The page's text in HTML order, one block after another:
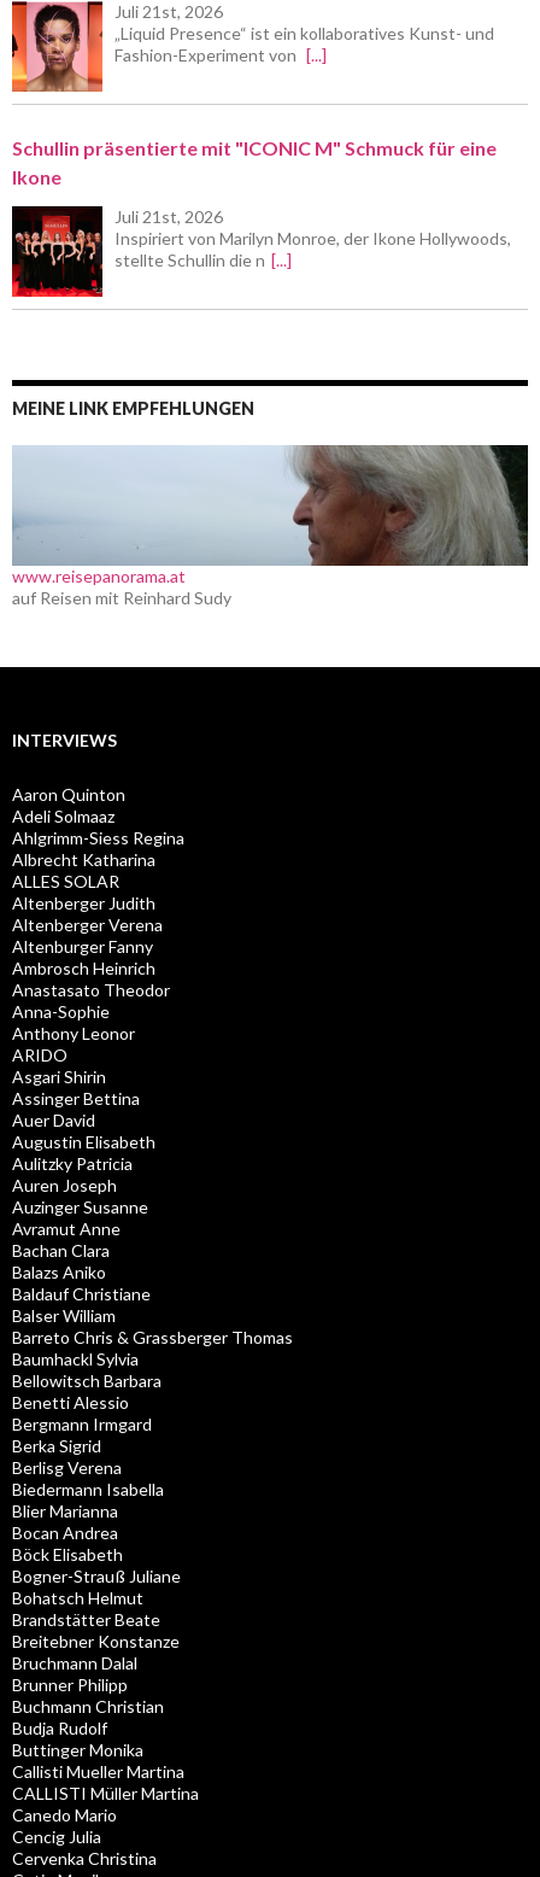
Juli 21st, 2026
„Liquid Presence“ ist ein kollaboratives Kunst- und
Fashion-Experiment von
[...]
Schullin präsentierte mit "ICONIC M" Schmuck für eine
Ikone
Juli 21st, 2026
Inspiriert von Marilyn Monroe, der Ikone Hollywoods,
stellte Schullin die n [...]
MEINE LINK EMPFEHLUNGEN
www.reisepanorama.at
auf Reisen mit Reinhard Sudy
INTERVIEWS
Aaron Quinton
Adeli Solmaaz
Ahlgrimm-Siess Regina
Albrecht Katharina
ALLES SOLAR
Altenberger Judith
Altenberger Verena
Altenburger Fanny
Ambrosch Heinrich
Anastasato Theodor
Anna-Sophie
Anthony Leonor
ARIDO
Asgari Shirin
Assinger Bettina
Auer David
Augustin Elisabeth
Aulitzky Patricia
Auren Joseph
Auzinger Susanne
Avramut Anne
Bachan Clara
Balazs Aniko
Baldauf Christiane
Balser William
Barreto Chris & Grassberger Thomas
Baumhackl Sylvia
Bellowitsch Barbara
Benetti Alessio
Bergmann Irmgard
Berka Sigrid
Berlisg Verena
Biedermann Isabella
Blier Marianna
Bocan Andrea
Böck Elisabeth
Bogner-Strauß Juliane
Bohatsch Helmut
Brandstätter Beate
Breitebner Konstanze
Bruchmann Dalal
Brunner Philipp
Buchmann Christian
Budja Rudolf
Buttinger Monika
Callisti Mueller Martina
CALLISTI Müller Martina
Canedo Mario
Cencig Julia
Cervenka Christina